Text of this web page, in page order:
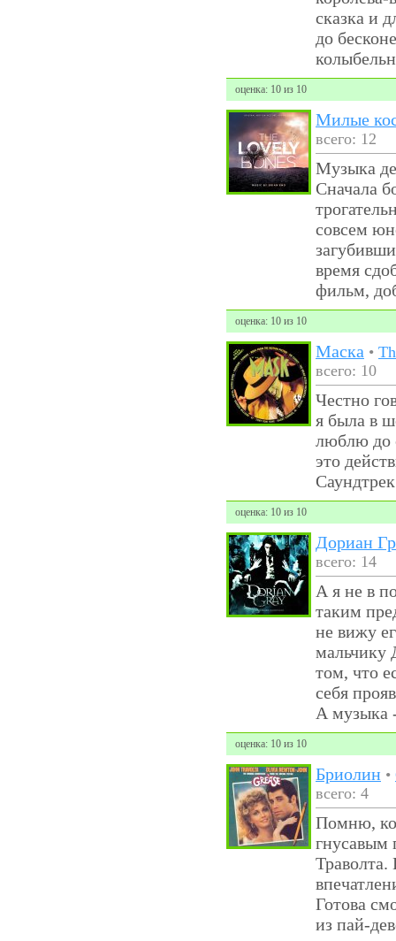
сказка и
до
оценка: 10 из 10
Милые
всего: 12
Музыка
Сначала
совсем
время
фильм,
оценка: 10 из 10
Маска •
всего: 10
Честно
я была в
люблю до
это
оценка: 10 из 10
Дориан
всего: 14
А я не в
таким
не вижу
мальчику
том, что
себя
А музыка
оценка: 10 из 10
Бриолин •
всего: 4
Помню,
гнусавым
Готова
из пай-